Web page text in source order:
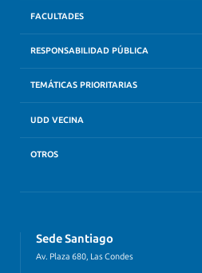
FACULTADES
RESPONSABILIDAD PÚBLICA
TEMÁTICAS PRIORITARIAS
UDD VECINA
OTROS
Sede Santiago
Av. Plaza 680, Las Condes